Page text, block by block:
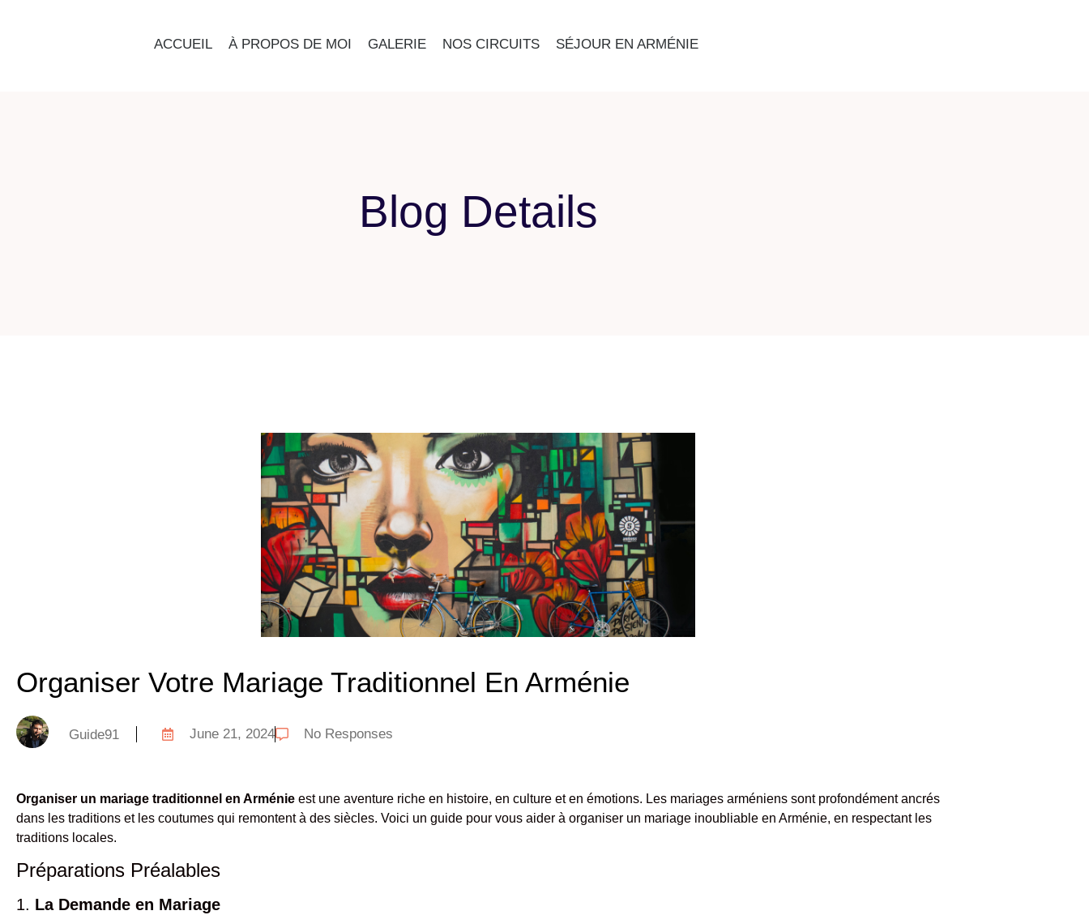
ACCUEIL À PROPOS DE MOI GALERIE NOS CIRCUITS SÉJOUR EN ARMÉNIE
Blog Details
Organiser Votre Mariage Traditionnel En Arménie
Guide91 June 21, 2024 No Responses
Organiser un mariage traditionnel en Arménie est une aventure riche en histoire, en culture et en émotions. Les mariages arméniens sont profondément ancrés
dans les traditions et les coutumes qui remontent à des siècles. Voici un guide pour vous aider à organiser un mariage inoubliable en Arménie, en respectant les
traditions locales.
Préparations Préalables
1. La Demande en Mariage